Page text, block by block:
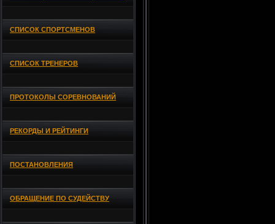
СПИСОК СПОРТСМЕНОВ
СПИСОК ТРЕНЕРОВ
ПРОТОКОЛЫ СОРЕВНОВАНИЙ
РЕКОРДЫ И РЕЙТИНГИ
ПОСТАНОВЛЕНИЯ
ОБРАЩЕНИЕ ПО СУДЕЙСТВУ